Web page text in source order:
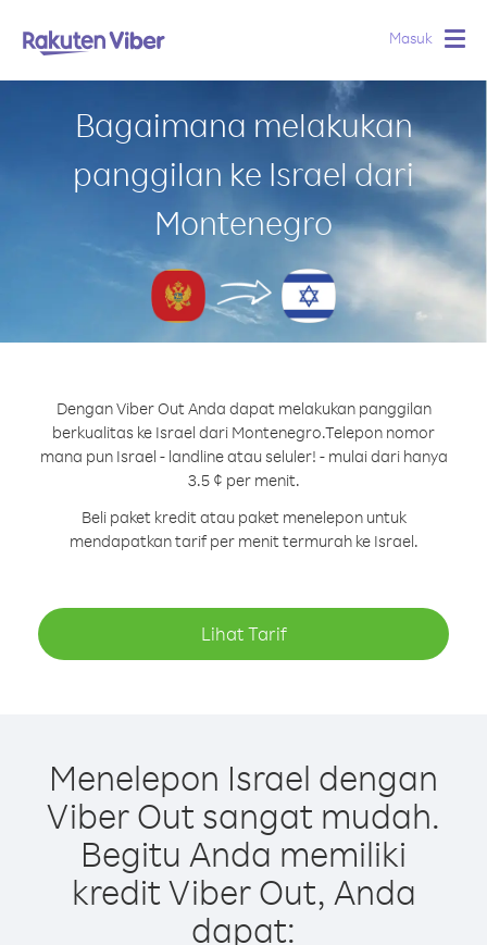
Masuk
Bagaimana melakukan
panggilan ke Israel dari
Montenegro
Dengan Viber Out Anda dapat melakukan panggilan
berkualitas ke Israel dari Montenegro.Telepon nomor
mana pun Israel - landline atau seluler! - mulai dari hanya
3.5 ¢ per menit.
Beli paket kredit atau paket menelepon untuk
mendapatkan tarif per menit termurah ke Israel.
Lihat Tarif
Menelepon Israel dengan
Viber Out sangat mudah.
Begitu Anda memiliki
kredit Viber Out, Anda
dapat: